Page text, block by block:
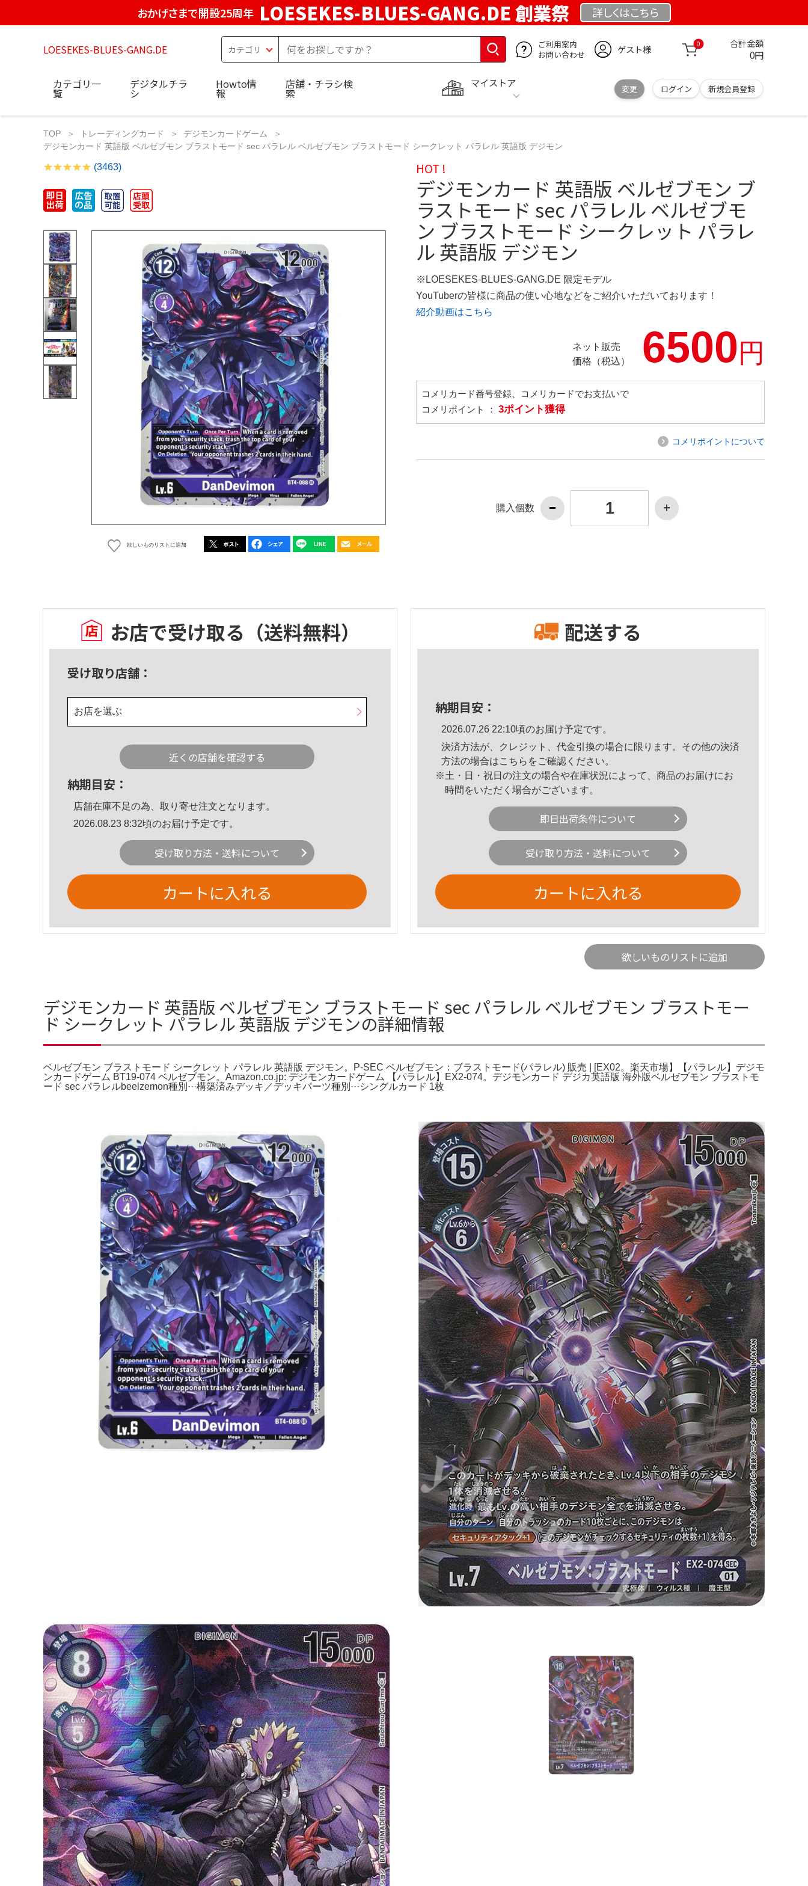
おかげさまで開設25周年 LOESEKES-BLUES-GANG.DE 創業祭 詳しくはこちら
LOESEKES-BLUES-GANG.DE
ご利用案内
お問い合わせ
ゲスト様 0 合計金額
0円
マイストア
変更 ログイン 新規会員登録
カテゴリ一
覧
デジタルチラ
シ
Howto情
報
店舗・チラシ検
索
TOP トレーディングカード
デジモンカードゲーム
デジモンカード 英語版 ベルゼブモン ブラストモード sec パラレル ベルゼブモン ブラストモード シークレット パラレル 英語版 デジモン
(3463)
欲しいものリストに追加
HOT !
デジモンカード 英語版 ベルゼブモン ブ
ラストモード sec パラレル ベルゼブモ
ン ブラストモード シークレット パラレ
ル 英語版 デジモン
※LOESEKES-BLUES-GANG.DE 限定モデル
YouTuberの皆様に商品の使い心地などをご紹介いただいております！
紹介動画はこちら
ネット販売
価格（税込）
6500円
コメリカード番号登録、コメリカードでお支払いで
コメリポイント ： 3ポイント獲得
コメリポイントについて
購入個数
お店で受け取る （送料無料）
受け取り店舗：
お店を選ぶ
近くの店舗を確認する
納期目安：
店舗在庫不足の為、取り寄せ注文となります。
2026.08.23 8:32頃のお届け予定です。
受け取り方法・送料について
カートに入れる
配送する
納期目安：
2026.07.26 22:10頃のお届け予定です。
決済方法が、クレジット、代金引換の場合に限ります。その他の決済
方法の場合はこちら をご確認ください。
※土・日・祝日の注文の場合や在庫状況によって、商品のお届けにお
時間をいただく場合がございます。
即日出荷条件について
受け取り方法・送料について
カートに入れる
欲しいものリストに追加
デジモンカード 英語版 ベルゼブモン ブラストモード sec パラレル ベルゼブモン ブラストモー
ド シークレット パラレル 英語版 デジモンの詳細情報
ベルゼブモン ブラストモード シークレット パラレル 英語版 デジモン。P-SEC ベルゼブモン：ブラストモード(パラレル) 販売 | [EX02。楽天市場】【パラレル】デジモ
ンカードゲーム BT19-074 ベルゼブモン。Amazon.co.jp: デジモンカードゲーム 【パラレル】EX2-074。デジモンカード デジカ英語版 海外版ベルゼブモン ブラストモ
ード sec パラレルbeelzemon種別···構築済みデッキ／デッキパーツ種別···シングルカード 1枚